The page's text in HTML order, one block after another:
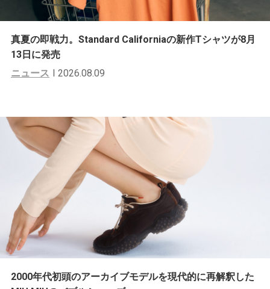
真夏の即戦力。Standard Californiaの新作Tシャツが8月
13日に発売
ニュース
2026.08.09
2000年代初頭のアーカイブモデルを現代的に再解釈した